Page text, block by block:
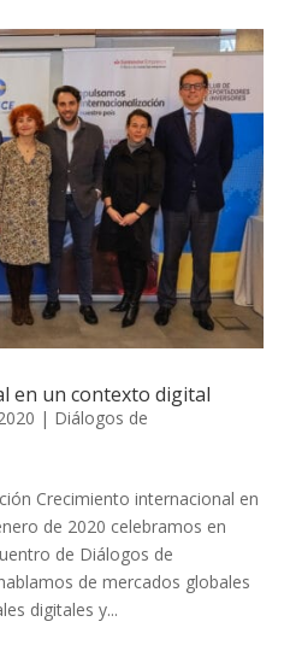
en un contexto digital
| Diálogos de
Crecimiento internacional en
de 2020 celebramos en
de Diálogos de
de mercados globales
digitales y...